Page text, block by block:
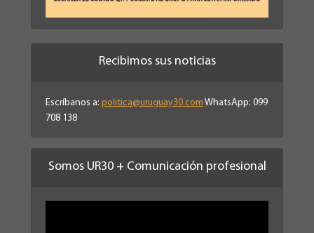
Recibimos sus noticias
Escríbanos a: politica@uruguay30.com WhatsApp: 099
708 138
Somos UR30 + Comunicación profesional